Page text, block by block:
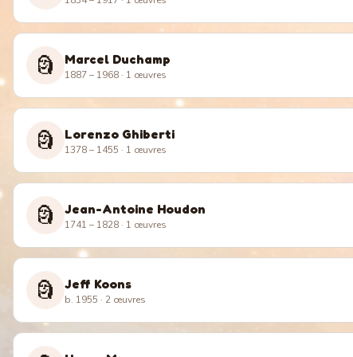
🗿 Marcel Duchamp
1887 – 1968 · 1 œuvres
🗿 Lorenzo Ghiberti
1378 – 1455 · 1 œuvres
🗿 Jean-Antoine Houdon
1741 – 1828 · 1 œuvres
🗿 Jeff Koons
b. 1955 · 2 œuvres